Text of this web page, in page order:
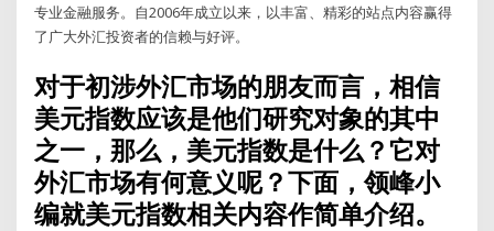
专业金融服务。自2006年成立以来，以丰富、精彩的站点内容赢得
了广大外汇投资者的信赖与好评。
对于初涉外汇市场的朋友而言，相信
美元指数应该是他们研究对象的其中
之一，那么，美元指数是什么？它对
外汇市场有何意义呢？下面，领峰小
编就美元指数相关内容作简单介绍。